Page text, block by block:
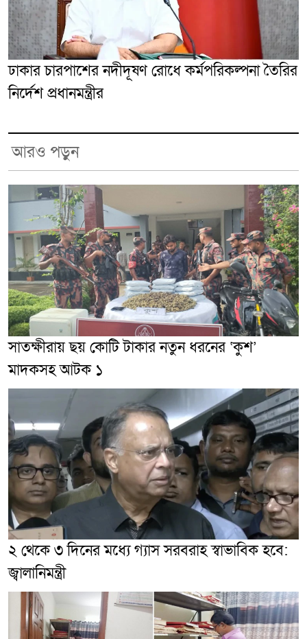
ঢাকার চারপাশের নদীদূষণ রোধে কর্মপরিকল্পনা তৈরির
নির্দেশ প্রধানমন্ত্রীর
আরও পড়ুন
সাতক্ষীরায় ছয় কোটি টাকার নতুন ধরনের ‘কুশ’
মাদকসহ আটক ১
২ থেকে ৩ দিনের মধ্যে গ্যাস সরবরাহ স্বাভাবিক হবে:
জ্বালানিমন্ত্রী